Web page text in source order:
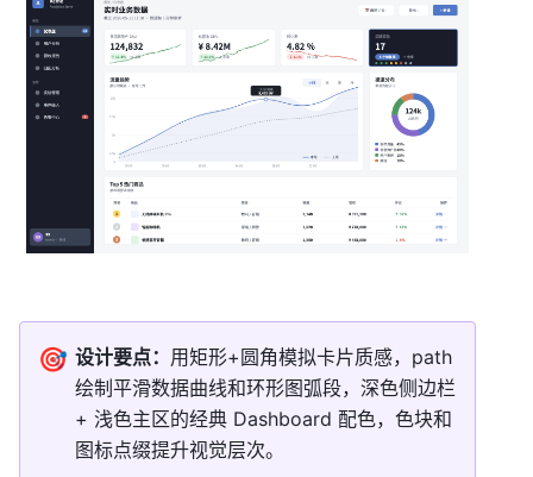
🎯 设计要点： 用矩形+圆角模拟卡片质感，path
绘制平滑数据曲线和环形图弧段，深色侧边栏
+ 浅色主区的经典 Dashboard 配色，色块和
图标点缀提升视觉层次。